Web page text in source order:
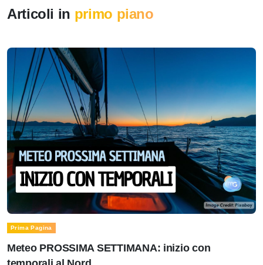
Articoli in primo piano
Prima Pagina
Meteo PROSSIMA SETTIMANA: inizio con